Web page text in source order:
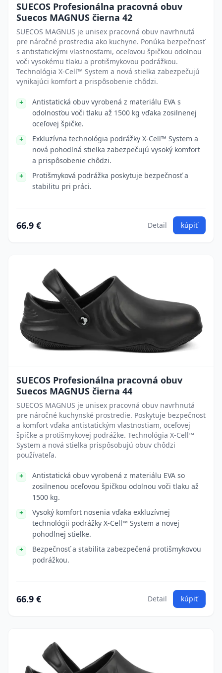
SUECOS Profesionálna pracovná obuv
Suecos MAGNUS čierna 42
SUECOS MAGNUS je unisex pracovná obuv navrhnutá
pre náročné prostredia ako kuchyne. Ponúka bezpečnosť
s antistatickými vlastnosťami, oceľovou špičkou odolnou
voči vysokému tlaku a protišmykovou podrážkou.
Technológia X-Cell™ System a nová stielka zabezpečujú
vynikajúci komfort a prispôsobenie chôdzi.
Antistatická obuv vyrobená z materiálu EVA s
odolnosťou voči tlaku až 1500 kg vďaka zosilnenej
oceľovej špičke.
Exkluzívna technológia podrážky X-Cell™ System a
nová pohodlná stielka zabezpečujú vysoký komfort
a prispôsobenie chôdzi.
Protišmyková podrážka poskytuje bezpečnosť a
stabilitu pri práci.
66.9 € Detail kúpiť
SUECOS Profesionálna pracovná obuv
Suecos MAGNUS čierna 44
SUECOS MAGNUS je unisex pracovná obuv navrhnutá
pre náročné kuchynské prostredie. Poskytuje bezpečnosť
a komfort vďaka antistatickým vlastnostiam, oceľovej
špičke a protišmykovej podrážke. Technológia X-Cell™
System a nová stielka prispôsobujú obuv chôdzi
používateľa.
Antistatická obuv vyrobená z materiálu EVA so
zosilnenou oceľovou špičkou odolnou voči tlaku až
1500 kg.
Vysoký komfort nosenia vďaka exkluzívnej
technológii podrážky X-Cell™ System a novej
pohodlnej stielke.
Bezpečnosť a stabilita zabezpečená protišmykovou
podrážkou.
66.9 € Detail kúpiť